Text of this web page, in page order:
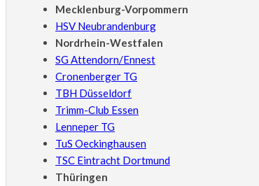
Mecklenburg-Vorpommern
HSV Neubrandenburg
Nordrhein-Westfalen
SG Attendorn/Ennest
Cronenberger TG
TBH Düsseldorf
Trimm-Club Essen
Lenneper TG
TuS Oeckinghausen
TSC Eintracht Dortmund
Thüringen